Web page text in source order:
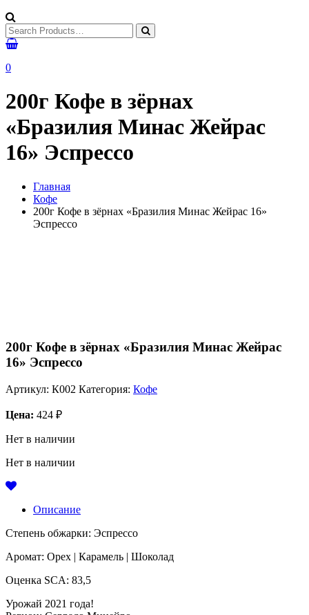
0
200г Кофе в зёрнах
«Бразилия Минас Жейрас
16» Эспрессо
Главная
Кофе
200г Кофе в зёрнах «Бразилия Минас Жейрас 16»
Эспрессо
200г Кофе в зёрнах «Бразилия Минас Жейрас
16» Эспрессо
Артикул: К002 Категория: Кофе
Цена: 424 ₽
Нет в наличии
Нет в наличии
Описание
Степень обжарки: Эспрессо
Аромат: Орех | Карамель | Шоколад
Оценка SCA: 83,5
Урожай 2021 года!